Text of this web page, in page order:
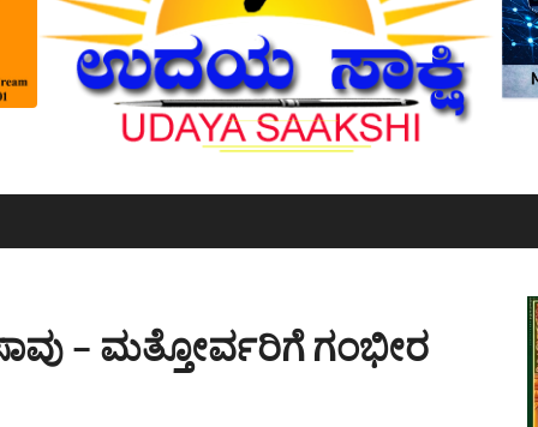
– ಮತ್ತೋರ್ವರಿಗೆ ಗಂಭೀರ